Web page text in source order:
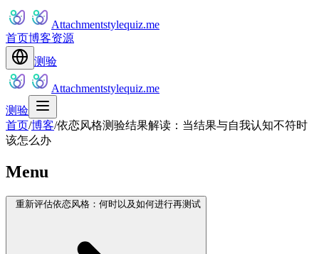
Attachmentstylequiz.me
首页博客资源
测验
Attachmentstylequiz.me
测验
首页/博客/依恋风格测验结果解读：当结果与自我认知不符时
该怎么办
Menu
重新评估依恋风格：何时以及如何进行再测试